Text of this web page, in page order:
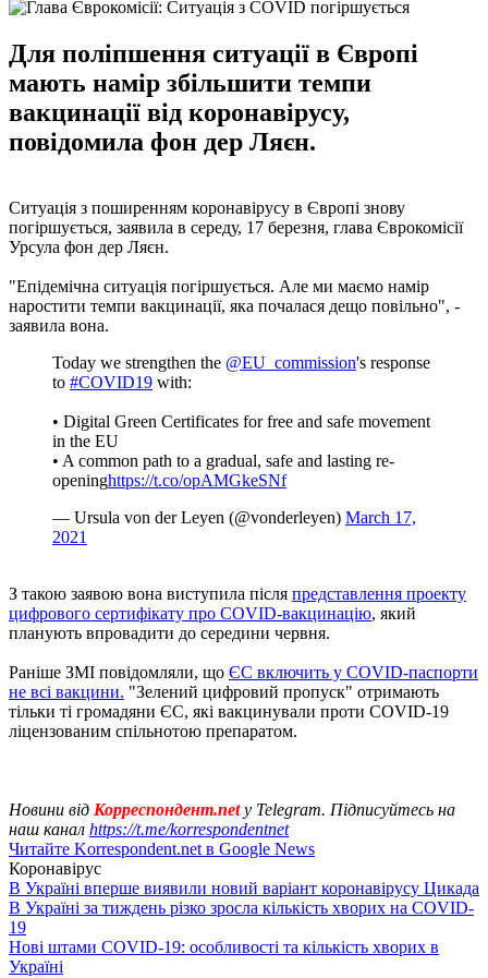
Для поліпшення ситуації в Європі
мають намір збільшити темпи
вакцинації від коронавірусу,
повідомила фон дер Ляєн.
Ситуація з поширенням коронавірусу в Європі знову
погіршується, заявила в середу, 17 березня, глава Єврокомісії
Урсула фон дер Ляєн.
"Епідемічна ситуація погіршується. Але ми маємо намір
наростити темпи вакцинації, яка почалася дещо повільно", -
заявила вона.
Today we strengthen the @EU_commission's response
to #COVID19 with:
• Digital Green Certificates for free and safe movement
in the EU
• A common path to a gradual, safe and lasting re-
openinghttps://t.co/opAMGkeSNf
— Ursula von der Leyen (@vonderleyen) March 17,
2021
З такою заявою вона виступила після представлення проекту
цифрового сертифікату про COVID-вакцинацію, який
планують впровадити до середини червня.
Раніше ЗМІ повідомляли, що ЄС включить у COVID-паспорти
не всі вакцини. "Зелений цифровий пропуск" отримають
тільки ті громадяни ЄС, які вакцинували проти COVID-19
ліцензованим спільнотою препаратом.
Новини від Корреспондент.netу Telegram. Підписуйтесь на
наш канал https://t.me/korrespondentnet
Читайте Korrespondent.net в Google News
Коронавірус
В Україні вперше виявили новий варіант коронавірусу Цикада
В Україні за тиждень різко зросла кількість хворих на COVID-
19
Нові штами COVID-19: особливості та кількість хворих в
Україні